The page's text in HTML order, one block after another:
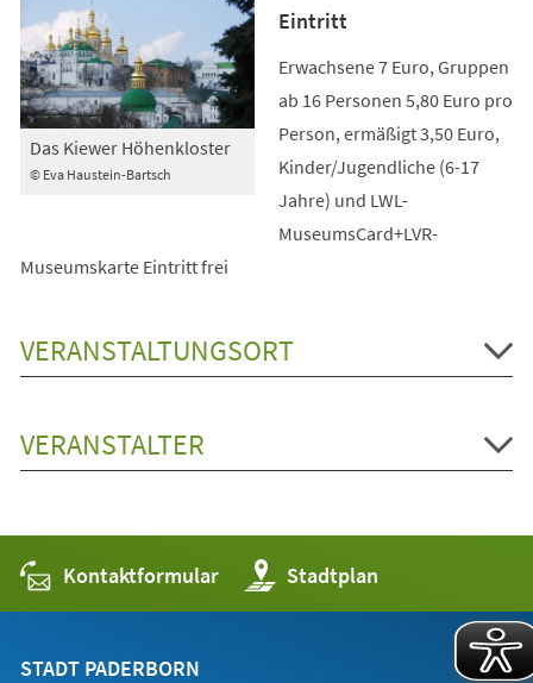
© Eva Haustein-Bartsch
Das Kiewer Höhenkloster
Eintritt
Erwachsene 7 Euro, Gruppen
ab 16 Personen 5,80 Euro pro
Person, ermäßigt 3,50 Euro,
Kinder/Jugendliche (6-17
Jahre) und LWL-
MuseumsCard+LVR-
Museumskarte Eintritt frei
VERANSTALTUNGSORT
VERANSTALTER
Kontaktformular Stadtplan
(Öffnet
in
einem
STADT PADERBORN